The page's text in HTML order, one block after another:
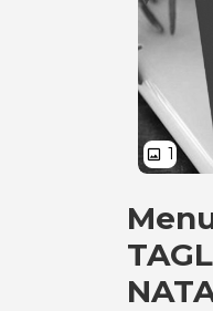
image 1